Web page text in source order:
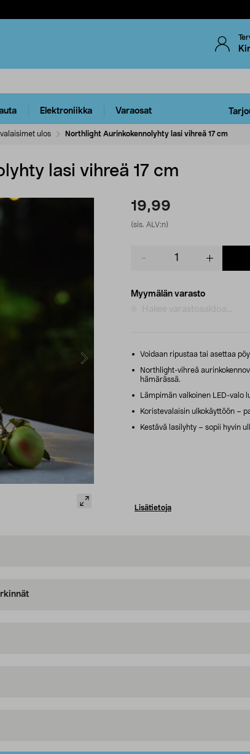
Elektroniikka Varaosat
ulos Northlight Aurinkokennolyhty lasi vihreä 17 cm
lasi vihreä 17 cm
19,99
(sis. ALV:n)
Myymälän varasto
Hakee varastosaldoa...
Voidaan ripustaa tai asettaa
Northlight-vihreä
hämärässä.
Lämpimän valkoinen LED-valo
Koristevalaisin ulkokäyttöön –
Kestävä lasilyhty – sopii hyvin
Lisätietoja